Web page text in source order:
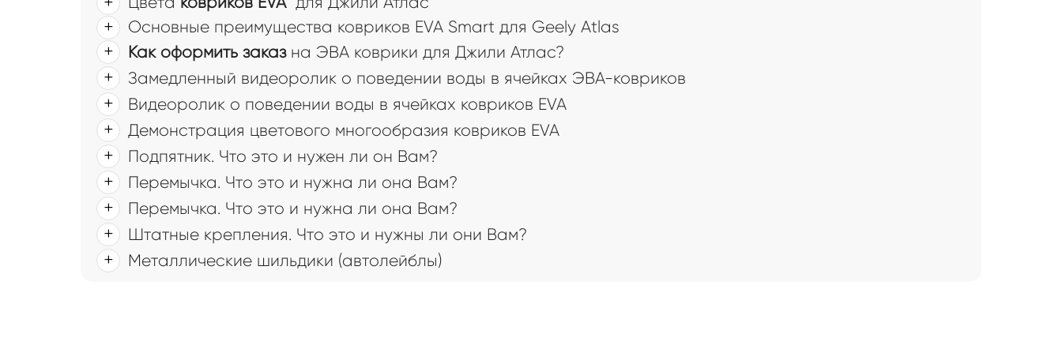
Основные преимущества ковриков EVA Smart для Geely Atlas
Как оформить заказна ЭВА коврики для Джили Атлас?
Замедленный видеоролик о поведении воды в ячейках ЭВА-ковриков
Видеоролик о поведении воды в ячейках ковриков EVA
Демонстрация цветового многообразия ковриков EVA
Подпятник. Что это и нужен ли он Вам?
Перемычка. Что это и нужна ли она Вам?
Перемычка. Что это и нужна ли она Вам?
Штатные крепления. Что это и нужны ли они Вам?
Металлические шильдики (автолейблы)